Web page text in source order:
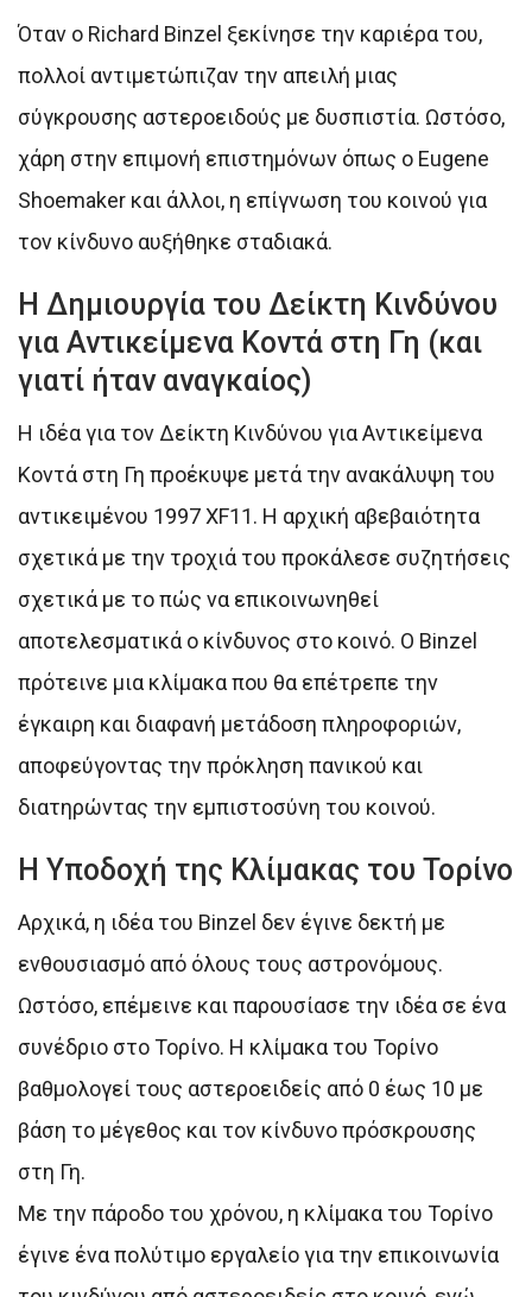
Όταν ο Richard Binzel ξεκίνησε την καριέρα του,
πολλοί αντιμετώπιζαν την απειλή μιας
σύγκρουσης αστεροειδούς με δυσπιστία. Ωστόσο,
χάρη στην επιμονή επιστημόνων όπως ο Eugene
Shoemaker και άλλοι, η επίγνωση του κοινού για
τον κίνδυνο αυξήθηκε σταδιακά.
Η Δημιουργία του Δείκτη Κινδύνου
για Αντικείμενα Κοντά στη Γη (και
γιατί ήταν αναγκαίος)
Η ιδέα για τον Δείκτη Κινδύνου για Αντικείμενα
Κοντά στη Γη προέκυψε μετά την ανακάλυψη του
αντικειμένου 1997 XF11. Η αρχική αβεβαιότητα
σχετικά με την τροχιά του προκάλεσε συζητήσεις
σχετικά με το πώς να επικοινωνηθεί
αποτελεσματικά ο κίνδυνος στο κοινό. Ο Binzel
πρότεινε μια κλίμακα που θα επέτρεπε την
έγκαιρη και διαφανή μετάδοση πληροφοριών,
αποφεύγοντας την πρόκληση πανικού και
διατηρώντας την εμπιστοσύνη του κοινού.
Η Υποδοχή της Κλίμακας του Τορίνο
Αρχικά, η ιδέα του Binzel δεν έγινε δεκτή με
ενθουσιασμό από όλους τους αστρονόμους.
Ωστόσο, επέμεινε και παρουσίασε την ιδέα σε ένα
συνέδριο στο Τορίνο. Η κλίμακα του Τορίνο
βαθμολογεί τους αστεροειδείς από 0 έως 10 με
βάση το μέγεθος και τον κίνδυνο πρόσκρουσης
στη Γη.
Με την πάροδο του χρόνου, η κλίμακα του Τορίνο
έγινε ένα πολύτιμο εργαλείο για την επικοινωνία